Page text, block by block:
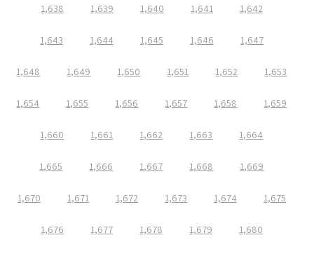
1,638 1,639 1,640 1,641 1,642
1,643 1,644 1,645 1,646 1,647
1,648 1,649 1,650 1,651 1,652 1,653
1,654 1,655 1,656 1,657 1,658 1,659
1,660 1,661 1,662 1,663 1,664
1,665 1,666 1,667 1,668 1,669
1,670 1,671 1,672 1,673 1,674 1,675
1,676 1,677 1,678 1,679 1,680